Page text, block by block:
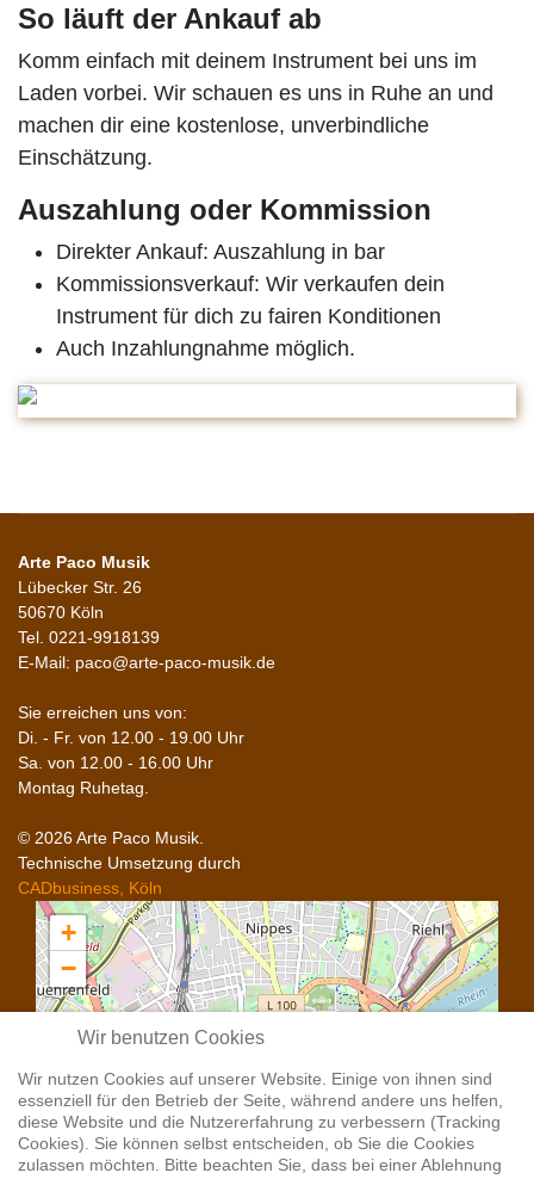
So läuft der Ankauf ab
Komm einfach mit deinem Instrument bei uns im
Laden vorbei. Wir schauen es uns in Ruhe an und
machen dir eine kostenlose, unverbindliche
Einschätzung.
Auszahlung oder Kommission
Direkter Ankauf: Auszahlung in bar
Kommissionsverkauf: Wir verkaufen dein
Instrument für dich zu fairen Konditionen
Auch Inzahlungnahme möglich.
Arte Paco Musik
Lübecker Str. 26
50670 Köln
Tel. 0221-9918139
E-Mail: paco@arte-paco-musik.de
Sie erreichen uns von:
Di. - Fr. von 12.00 - 19.00 Uhr
Sa. von 12.00 - 16.00 Uhr
Montag Ruhetag.
© 2026 Arte Paco Musik.
Technische Umsetzung durch
CADbusiness, Köln
+
−
Wir benutzen Cookies
Wir nutzen Cookies auf unserer Website. Einige von ihnen sind
essenziell für den Betrieb der Seite, während andere uns helfen,
diese Website und die Nutzererfahrung zu verbessern (Tracking
Cookies). Sie können selbst entscheiden, ob Sie die Cookies
zulassen möchten. Bitte beachten Sie, dass bei einer Ablehnung